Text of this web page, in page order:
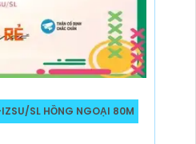
SL HỒNG NGOẠI 80M